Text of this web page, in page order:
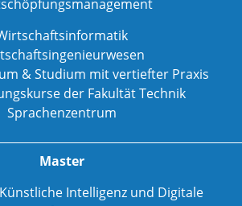
& Studium mit vertiefter Praxis
der Fakultät Technik
Sprachenzentrum
Master
Intelligenz und Digitale